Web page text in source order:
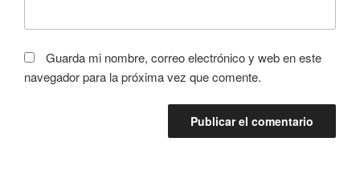
Guarda mi nombre, correo electrónico y web en este
navegador para la próxima vez que comente.